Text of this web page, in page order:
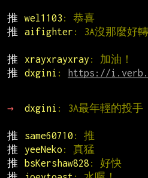
推
wel1103 : 恭喜
推
aifighter : 3A沒那麼好
推
xrayxrayxray : 加油！
推
dxgini :
https://
→
dxgini : 3A最年輕的投手
推
same60710 : 推
推
yeeNeko : 真猛
推
bsKershaw828 : 好快